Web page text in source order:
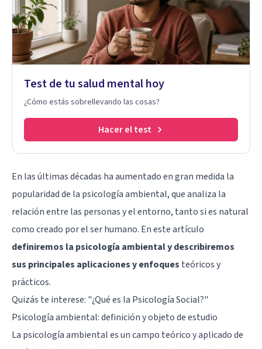
Test de tu salud mental hoy
¿Cómo estás sobrellevando las cosas?
Hacer el test
En las últimas décadas ha aumentado en gran medida la
popularidad de la psicología ambiental, que analiza la
relación entre las personas y el entorno, tanto si es natural
como creado por el ser humano. En este artículo
definiremos la psicología ambiental y describiremos
sus principales aplicaciones y enfoques teóricos y
prácticos.
Quizás te interese: "¿Qué es la Psicología Social?"
Psicología ambiental: definición y objeto de estudio
La psicología ambiental es un campo teórico y aplicado de